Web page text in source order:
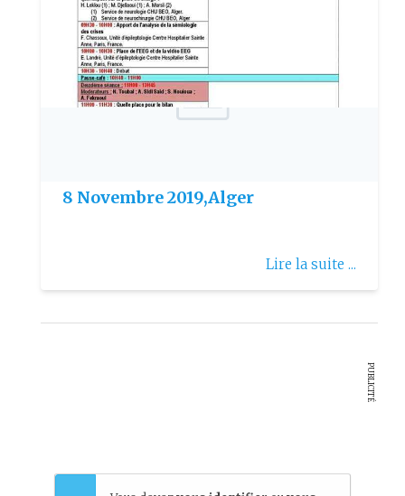
8 Novembre 2019,Alger
Lire la suite ...
PUBLICITÉ